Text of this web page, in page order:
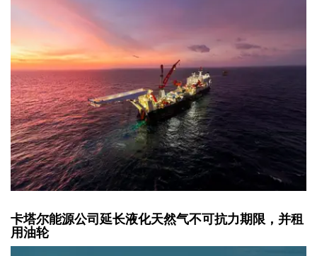
卡塔尔能源公司延长液化天然气不可抗力期限，并租
用油轮